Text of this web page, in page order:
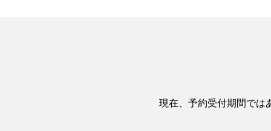
現在、予約受付期間では